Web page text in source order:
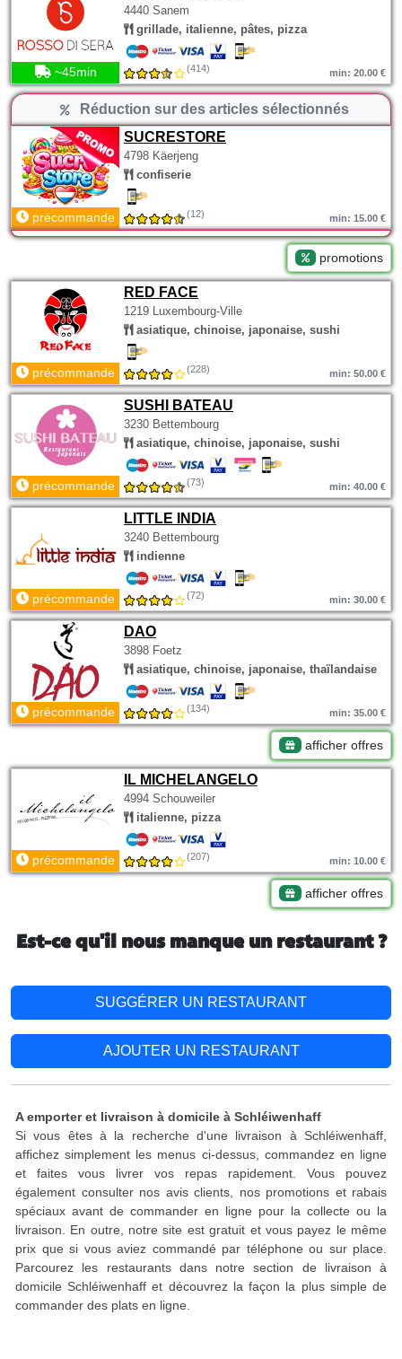
4440 Sanem
grillade, italienne, pâtes, pizza
~45min (414) min: 20.00 €
Réduction sur des articles sélectionnés
SUCRESTORE
4798 Käerjeng
confiserie
précommande (12) min: 15.00 €
promotions
RED FACE
1219 Luxembourg-Ville
asiatique, chinoise, japonaise, sushi
précommande (228) min: 50.00 €
SUSHI BATEAU
3230 Bettembourg
asiatique, chinoise, japonaise, sushi
précommande (73) min: 40.00 €
LITTLE INDIA
3240 Bettembourg
indienne
précommande (72) min: 30.00 €
DAO
3898 Foetz
asiatique, chinoise, japonaise, thaïlandaise
précommande (134) min: 35.00 €
afficher offres
IL MICHELANGELO
4994 Schouweiler
italienne, pizza
précommande (207) min: 10.00 €
afficher offres
Est-ce qu'il nous manque un restaurant ?
SUGGÉRER UN RESTAURANT
AJOUTER UN RESTAURANT
A emporter et livraison à domicile à Schléiwenhaff
Si vous êtes à la recherche d'une livraison à Schléiwenhaff,
affichez simplement les menus ci-dessus, commandez en ligne
et faites vous livrer vos repas rapidement. Vous pouvez
également consulter nos avis clients, nos promotions et rabais
spéciaux avant de commander en ligne pour la collecte ou la
livraison. En outre, notre site est gratuit et vous payez le même
prix que si vous aviez commandé par téléphone ou sur place.
Parcourez les restaurants dans notre section de livraison à
domicile Schléiwenhaff et découvrez la façon la plus simple de
commander des plats en ligne.